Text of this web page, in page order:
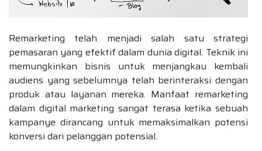
Remarketing telah menjadi salah satu strategi
pemasaran yang efektif dalam dunia digital. Teknik ini
memungkinkan bisnis untuk menjangkau kembali
audiens yang sebelumnya telah berinteraksi dengan
produk atau layanan mereka. Manfaat remarketing
dalam digital marketing sangat terasa ketika sebuah
kampanye dirancang untuk memaksimalkan potensi
konversi dari pelanggan potensial.